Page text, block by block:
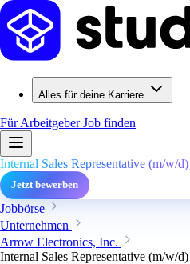
Alles für deine Karriere
Für ArbeitgeberJob finden
Internal Sales Representative (m/w/d)
Jetzt bewerben
Jobbörse
Unternehmen
Arrow Electronics, Inc.
Internal Sales Representative (m/w/d)